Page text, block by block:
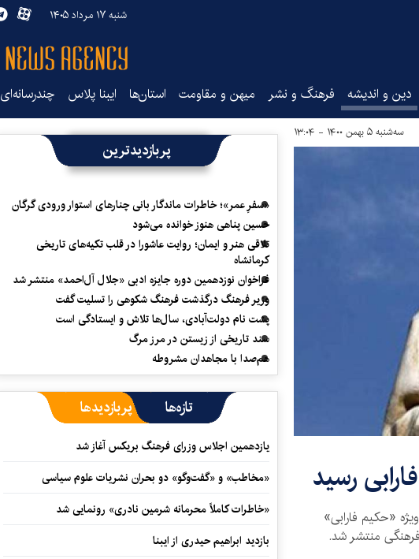
شنبه ۱۷ مرداد ۱۴۰۵
دین و اندیشه فرهنگ و نشر میهن و مقاومت استان‌ها ایبنا پلاس چندرسانه‌ای
سه‌شنبه ۵ بهمن ۱۴۰۰ - ۱۳:۰۴
رسید
«حکیم فارابی»
منتشر شد.
پربازدیدترین
«سفرِ عمر»؛ خاطرات ماندگار بانی چنارهای استوار ورودی گرگان
حسین پناهی هنوز خوانده می‌شود
تلاقی هنر و ایمان؛ روایت عاشورا در قلب تکیه‌های تاریخی
کرمانشاه
فراخوان نوزدهمین دوره جایزه ادبی «جلال آل‌احمد» منتشر شد
وزیر فرهنگ درگذشت فرهنگ شکوهی را تسلیت گفت
پشت نام دولت‌آبادی، سال‌ها تلاش و ایستادگی است
سند تاریخی از زیستن در مرز مرگ
هم‌صدا با مجاهدان مشروطه
تازه‌ها پربازدیدها
یازدهمین اجلاس وزرای فرهنگ بریکس آغاز شد
«مخاطب» و «گفت‌وگو» دو بحران نشریات علوم سیاسی
«خاطرات کاملاً محرمانه شرمین نادری» رونمایی شد
بازدید ابراهیم حیدری از ایبنا